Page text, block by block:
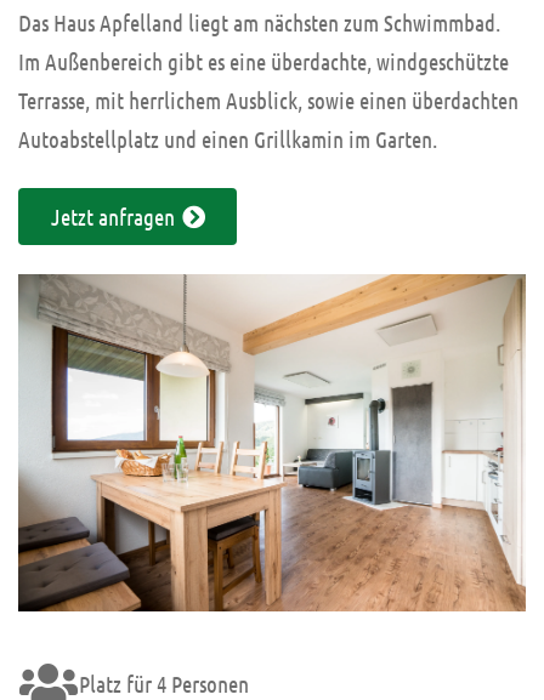
Das Haus Apfelland liegt am nächsten zum Schwimmbad.
Im Außenbereich gibt es eine überdachte, windgeschützte
Terrasse, mit herrlichem Ausblick, sowie einen überdachten
Autoabstellplatz und einen Grillkamin im Garten.
Jetzt anfragen
Platz für 4 Personen